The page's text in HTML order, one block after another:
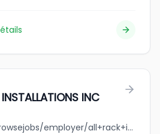
INC
jobbank.gc.ca/browsejobs/employer/all+rack+installations+inc/ca